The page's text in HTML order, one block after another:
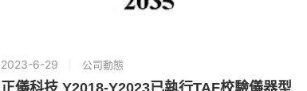
2023-6-29 公司動態